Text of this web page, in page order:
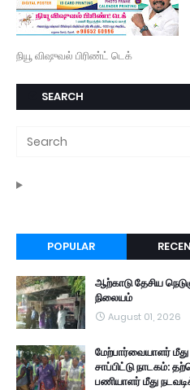
நியூ விஷுவல் பிரிண்ட் டெக்
SEARCH
POPULAR
ஆற்காடு தேசிய
நிலையம்
August 01, 2026
மேற்பார்வையாளர்
சாப்பிட்டு நாடகம்:
பணியாளர் மீது